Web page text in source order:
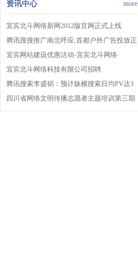
资讯中心 more
宜宾北斗网络新网2012版官网正式上线
腾讯搜搜推广南北呼应,首都户外广告投放正
式启动!!!
宜宾网站建设优惠活动-宜宾北斗网络
宜宾北斗网络科技有限公司招聘
腾讯搜索李盛韬：预计纵横搜索日均PV达3
亿!
四川省网络文明传播志愿者主题培训第三期
开班!